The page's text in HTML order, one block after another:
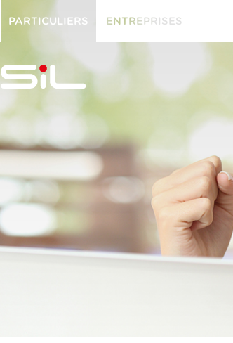
SiL
multimédia
PARTICULIERS ENTREPRISES